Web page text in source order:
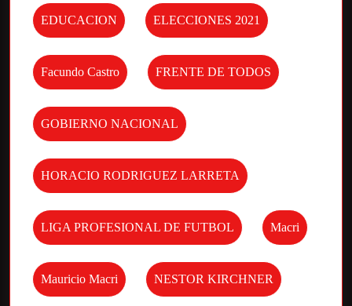
EDUCACION ELECCIONES 2021
Facundo Castro FRENTE DE TODOS
GOBIERNO NACIONAL
HORACIO RODRIGUEZ LARRETA
LIGA PROFESIONAL DE FUTBOL Macri
Mauricio Macri NESTOR KIRCHNER